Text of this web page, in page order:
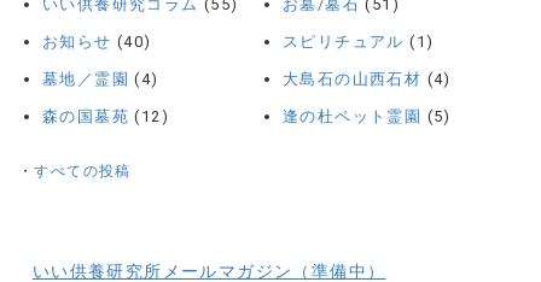
いい供養研究コラム (55) お墓/墓石 (51)
お知らせ (40) スピリチュアル (1)
墓地／霊園 (4) 大島石の山西石材 (4)
森の国墓苑 (12) 逢の杜ペット霊園 (5)
・すべての投稿
いい供養研究所メールマガジン（準備中）